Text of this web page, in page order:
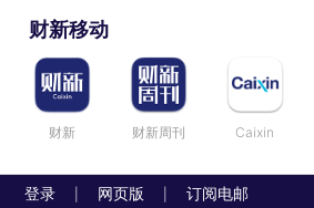
财新移动
财新 财新周刊 Caixin
登录 网页版 订阅电邮